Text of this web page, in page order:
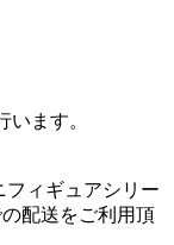
ます。
フィギュアシリー
配送をご利用頂